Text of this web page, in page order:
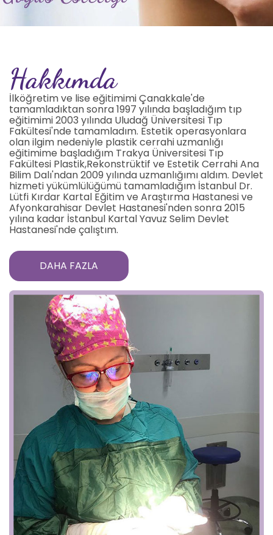
Hakkımda
İlköğretim ve lise eğitimimi Çanakkale'de
tamamladıktan sonra 1997 yılında başladığım tıp
eğitimimi 2003 yılında Uludağ Üniversitesi Tıp
Fakültesi'nde tamamladım. Estetik operasyonlara
olan ilgim nedeniyle plastik cerrahi uzmanlığı
eğitimime başladığım Trakya Üniversitesi Tıp
Fakültesi Plastik,Rekonstrüktif ve Estetik Cerrahi Ana
Bilim Dalı'ndan 2009 yılında uzmanlığımı aldım. Devlet
hizmeti yükümlülüğümü tamamladığım İstanbul Dr.
Lütfi Kırdar Kartal Eğitim ve Araştırma Hastanesi ve
Afyonkarahisar Devlet Hastanesi'nden sonra 2015
yılına kadar İstanbul Kartal Yavuz Selim Devlet
Hastanesi'nde çalıştım.
DAHA FAZLA